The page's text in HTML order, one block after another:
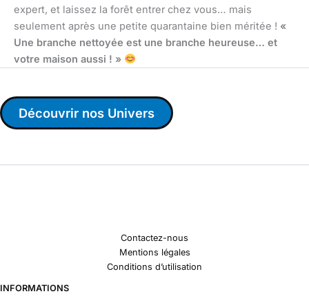
expert, et laissez la forêt entrer chez vous… mais
seulement après une petite quarantaine bien méritée ! «
Une branche nettoyée est une branche heureuse… et
votre maison aussi ! »
Découvrir nos Univers
Contactez-nous
Mentions légales
Conditions d’utilisation
INFORMATIONS